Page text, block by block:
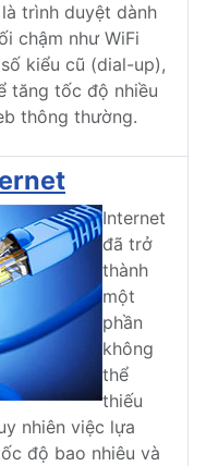
trình duyệt dành
chậm như WiFi
kiểu cũ (dial-up),
tăng tốc độ nhiều
thông thường.
Internet
đã trở
thành
một
phần
không
thể
thiếu
nhiên việc lựa
độ bao nhiêu và